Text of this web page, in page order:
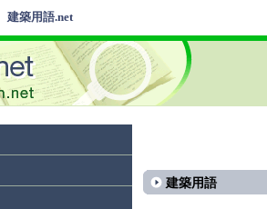
建築用語.net
建築用語